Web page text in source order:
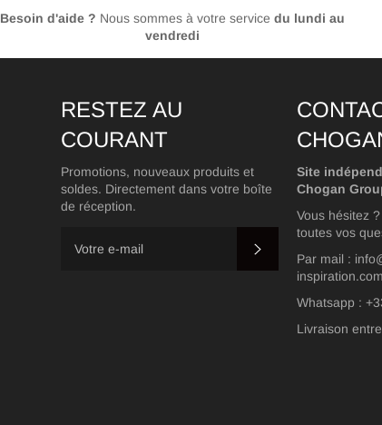
Besoin d'aide ? Nous sommes à votre service du lundi au
vendredi
RESTEZ AU
COURANT
Promotions, nouveaux produits et
soldes. Directement dans votre boîte
de réception.
Site
Chogan
Vous hésitez
toutes vos
Par mail :
inspiration.com
Whatsapp :
Livraison